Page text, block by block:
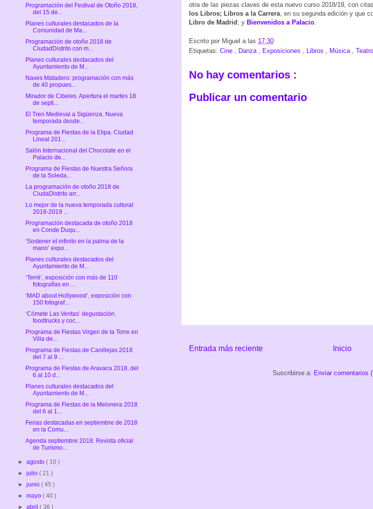
otra de las piezas claves de esta nuevo curso 2018/19, con
los Libros; Libros a la Carrera , en su segunda edición y que
Libro de Madrid ; y Bienvenidos a Palacio
Escrito por Miguel a las 17:30
Etiquetas: Cine , Danza , Exposiciones , Libros , Música , Teatro
No hay comentarios :
Publicar un comentario
Entrada más reciente Inicio
Suscribirse a: Enviar comentarios
Programación del Festival de Otoño 2018,
del 15 de...
Planes culturales destacados de la
Comunidad de Ma...
Programación de otoño 2018 de
CiudadDistrito con m...
Planes culturales destacados del
Ayuntamiento de M...
Naves Matadero: programación con más
de 40 propues...
Mirador de Cibeles. Apertura el martes 18
de septi...
El Tren Medieval a Sigüenza. Nueva
temporada desde...
Programa de Fiestas de la Elipa. Ciudad
Lineal 201...
Salón Internacional del Chocolate en el
Palacio de...
Programa de Fiestas de Nuestra Señora
de la Soleda...
La programación de otoño 2018 de
CiudaDistrito arr...
Lo mejor de la nueva temporada cultural
2018-2019 ...
Programación destacada de otoño 2018
en Conde Duqu...
‘Sostener el infinito en la palma de la
mano’ expo...
Planes culturales destacados del
Ayuntamiento de M...
‘Terré’, exposición con más de 110
fotografías en ...
‘MAD about Hollywood’, exposición con
150 fotograf...
‘Cómete Las Ventas’ degustación,
foodtrucks y coc...
Programa de Fiestas Virgen de la Torre en
Villa de...
Programa de Fiestas de Canillejas 2018
del 7 al 9 ...
Programa de Fiestas de Aravaca 2018, del
6 al 10 d...
Planes culturales destacados del
Ayuntamiento de M...
Programa de Fiestas de la Melonera 2018
del 6 al 1...
Ferias destacadas en septiembre de 2018
en la Comu...
Agenda septiembre 2018. Revista oficial
de Turismo...
►agosto( 10 )
►julio( 21 )
►junio( 45 )
►mayo( 40 )
►abril( 36 )